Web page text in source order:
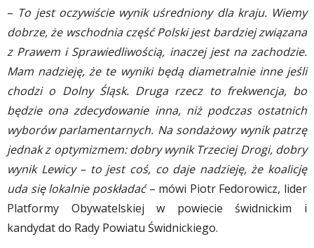
– To jest oczywiście wynik uśredniony dla kraju. Wiemy
dobrze, że wschodnia część Polski jest bardziej związana
z Prawem i Sprawiedliwością, inaczej jest na zachodzie.
Mam nadzieję, że te wyniki będą diametralnie inne jeśli
chodzi o Dolny Śląsk. Druga rzecz to frekwencja, bo
będzie ona zdecydowanie inna, niż podczas ostatnich
wyborów parlamentarnych. Na sondażowy wynik patrzę
jednak z optymizmem: dobry wynik Trzeciej Drogi, dobry
wynik Lewicy – to jest coś, co daje nadzieję, że koalicję
uda się lokalnie poskładać– mówi Piotr Fedorowicz, lider
Platformy Obywatelskiej w powiecie świdnickim i
kandydat do Rady Powiatu Świdnickiego.